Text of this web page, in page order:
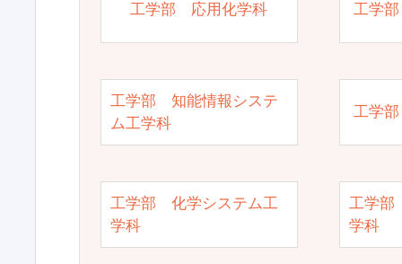
工学部 応用化学科 工学
工学部 知能情報システ
ム工学科
工学
工学部 化学システム工
学科
工学部
学科